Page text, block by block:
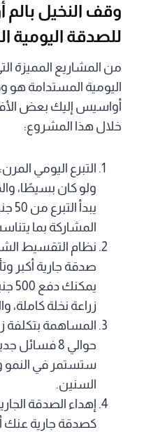
وقف النخيل
للصدقة اليومية
من المشاريع المميزة
اليومية المستدامة هو
أواسيس إليك بعض
خلال هذا المشروع:
التبرع اليومي
ولو كان بسيطًا،
المشاركة بما
نظام التقسيط
صدقة جارية أكبر
زراعة نخلة كاملة، والتي تبلغ
المساهمة بتكلفة
حوالي 8
ستستمر في النمو
السنين.
إهداء الصدقة
كصدقة جارية عنك